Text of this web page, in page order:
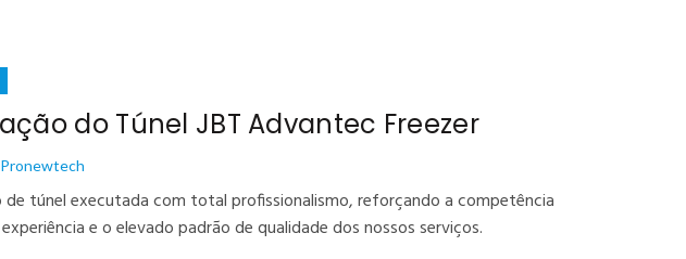
do Túnel JBT Advantec Freezer
Pronewtech
de túnel executada com total profissionalismo, reforçando a competência
e o elevado padrão de qualidade dos nossos serviços.